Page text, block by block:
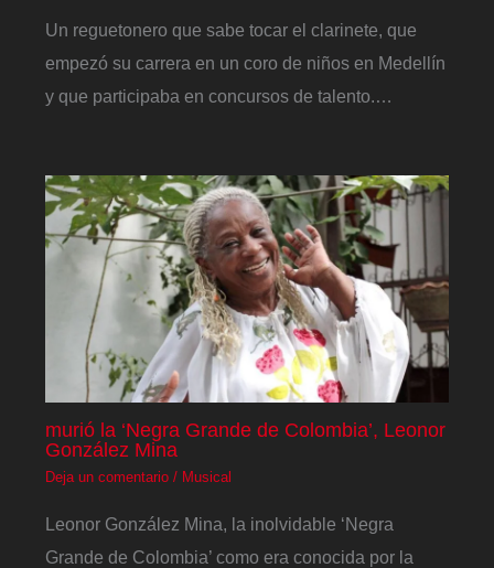
Un reguetonero que sabe tocar el clarinete, que
empezó su carrera en un coro de niños en Medellín
y que participaba en concursos de talento.…
murió la ‘Negra Grande de Colombia’, Leonor
González Mina
Deja un comentario / Musical
Leonor González Mina, la inolvidable ‘Negra
Grande de Colombia’ como era conocida por la